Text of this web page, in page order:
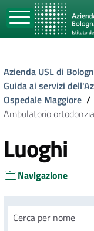
Azienda USL di
Guida ai servizi
Ospedale Maggiore /
Ambulatorio
Luoghi
Navigazione
Cerca luogo